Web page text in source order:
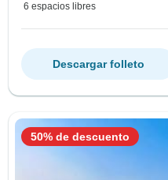
6 espacios libres
Descargar folleto
50% de descuento